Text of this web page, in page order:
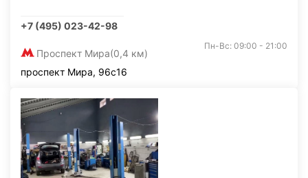
+7 (495) 023-42-98
Проспект Мира(0,4 км)
Пн-Вс: 09:00 - 21:00
проспект Мира, 96с16